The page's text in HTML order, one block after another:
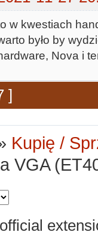
w kwestiach
było by
Nova i
]
Kupię /
VGA